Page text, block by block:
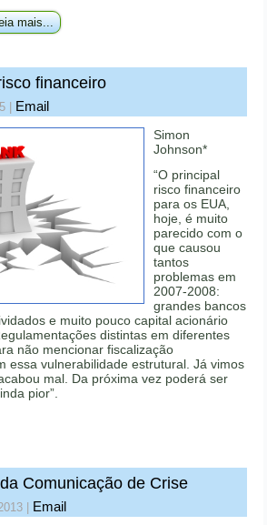
mais...
financeiro
Email
Simon
Johnson*
“O principal
risco financeiro
para os EUA,
hoje, é muito
parecido com o
que causou
tantos
problemas em
2007-2008:
grandes bancos
e muito pouco capital acionário
distintas em diferentes
não mencionar fiscalização
essa vulnerabilidade estrutural. Já vimos
mal. Da próxima vez poderá ser
pior”.
Comunicação de Crise
Email